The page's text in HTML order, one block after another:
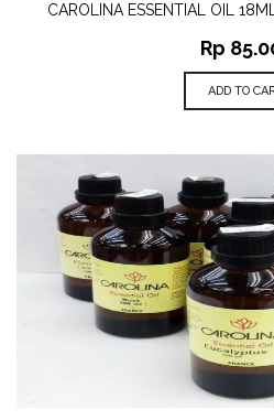
CAROLINA ESSENTIAL OIL
Rp
ADD TO